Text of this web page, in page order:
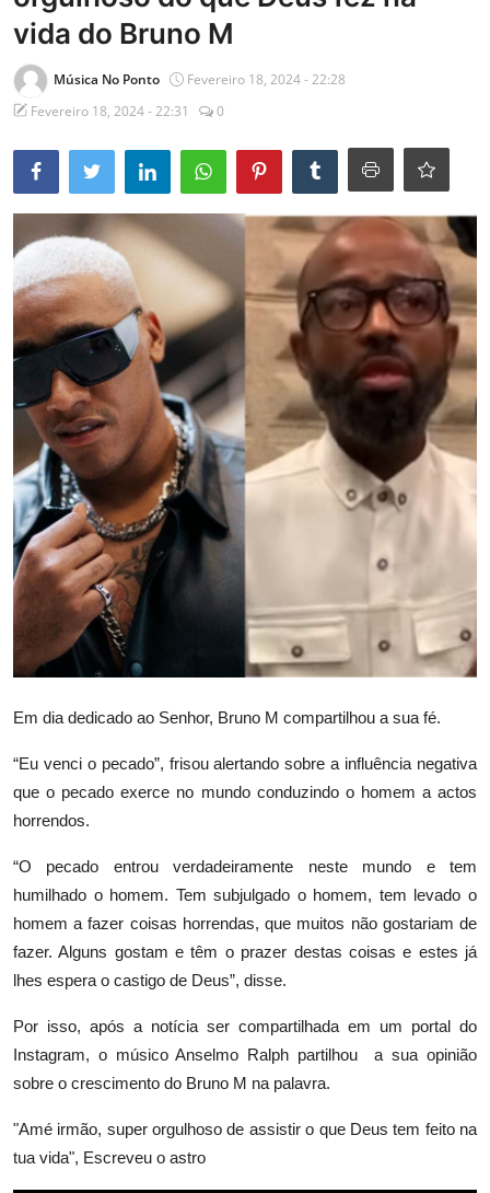
Mundo
Entrevistas
vida do Bruno M
Música No Ponto
Fevereiro 18, 2024 - 22:28
Fevereiro 18, 2024 - 22:31
0
Em dia dedicado ao Senhor, Bruno M compartilhou a sua fé.
“Eu venci o pecado”, frisou alertando sobre a influência negativa
que o pecado exerce no mundo conduzindo o homem a actos
horrendos.
“O pecado entrou verdadeiramente neste mundo e tem
humilhado o homem. Tem subjulgado o homem, tem levado o
homem a fazer coisas horrendas, que muitos não gostariam de
fazer. Alguns gostam e têm o prazer destas coisas e estes já
lhes espera o castigo de Deus”, disse.
Por isso, após a notícia ser compartilhada em um portal do
Instagram, o músico Anselmo Ralph partilhou a sua opinião
sobre o crescimento do Bruno M na palavra.
"Amé irmão, super orgulhoso de assistir o que Deus tem feito na
tua vida", Escreveu o astro